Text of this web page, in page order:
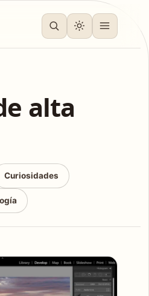
alta
Curiosidades